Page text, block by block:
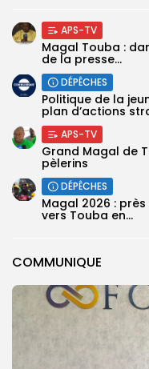
COMMUNIQUE
APS-TV
Magal Touba :
de la presse...
DÉPÊCHES
Politique de la
plan d’actions
APS-TV
Grand Magal de
pèlerins
DÉPÊCHES
Magal 2026 :
vers Touba en...